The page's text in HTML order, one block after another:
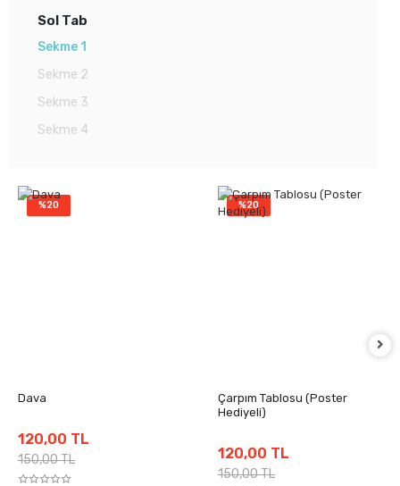
Sol Tab
Sekme 1
Sekme 2
Sekme 3
Sekme 4
%20
Dava
120,00 TL
150,00 TL
%20
Çarpım Tablosu (Poster
Hediyeli)
120,00 TL
150,00 TL